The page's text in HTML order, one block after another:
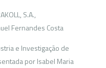
S.A.,
Fernandes Costa
e Investigação de
por Isabel Maria